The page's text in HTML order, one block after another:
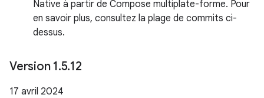
Native à partir de Compose multiplate-forme. Pour
en savoir plus, consultez la plage de commits ci-
dessus.
Version 1.5.12
17 avril 2024